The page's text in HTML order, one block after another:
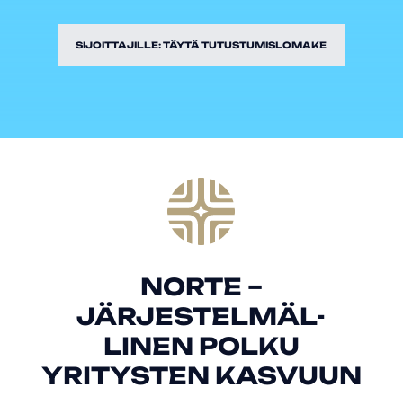
SIJOITTAJILLE: TÄYTÄ TUTUSTUMISLOMAKE
NORTE –
JÄRJESTELMÄL-
LINEN POLKU
YRITYSTEN KASVUUN